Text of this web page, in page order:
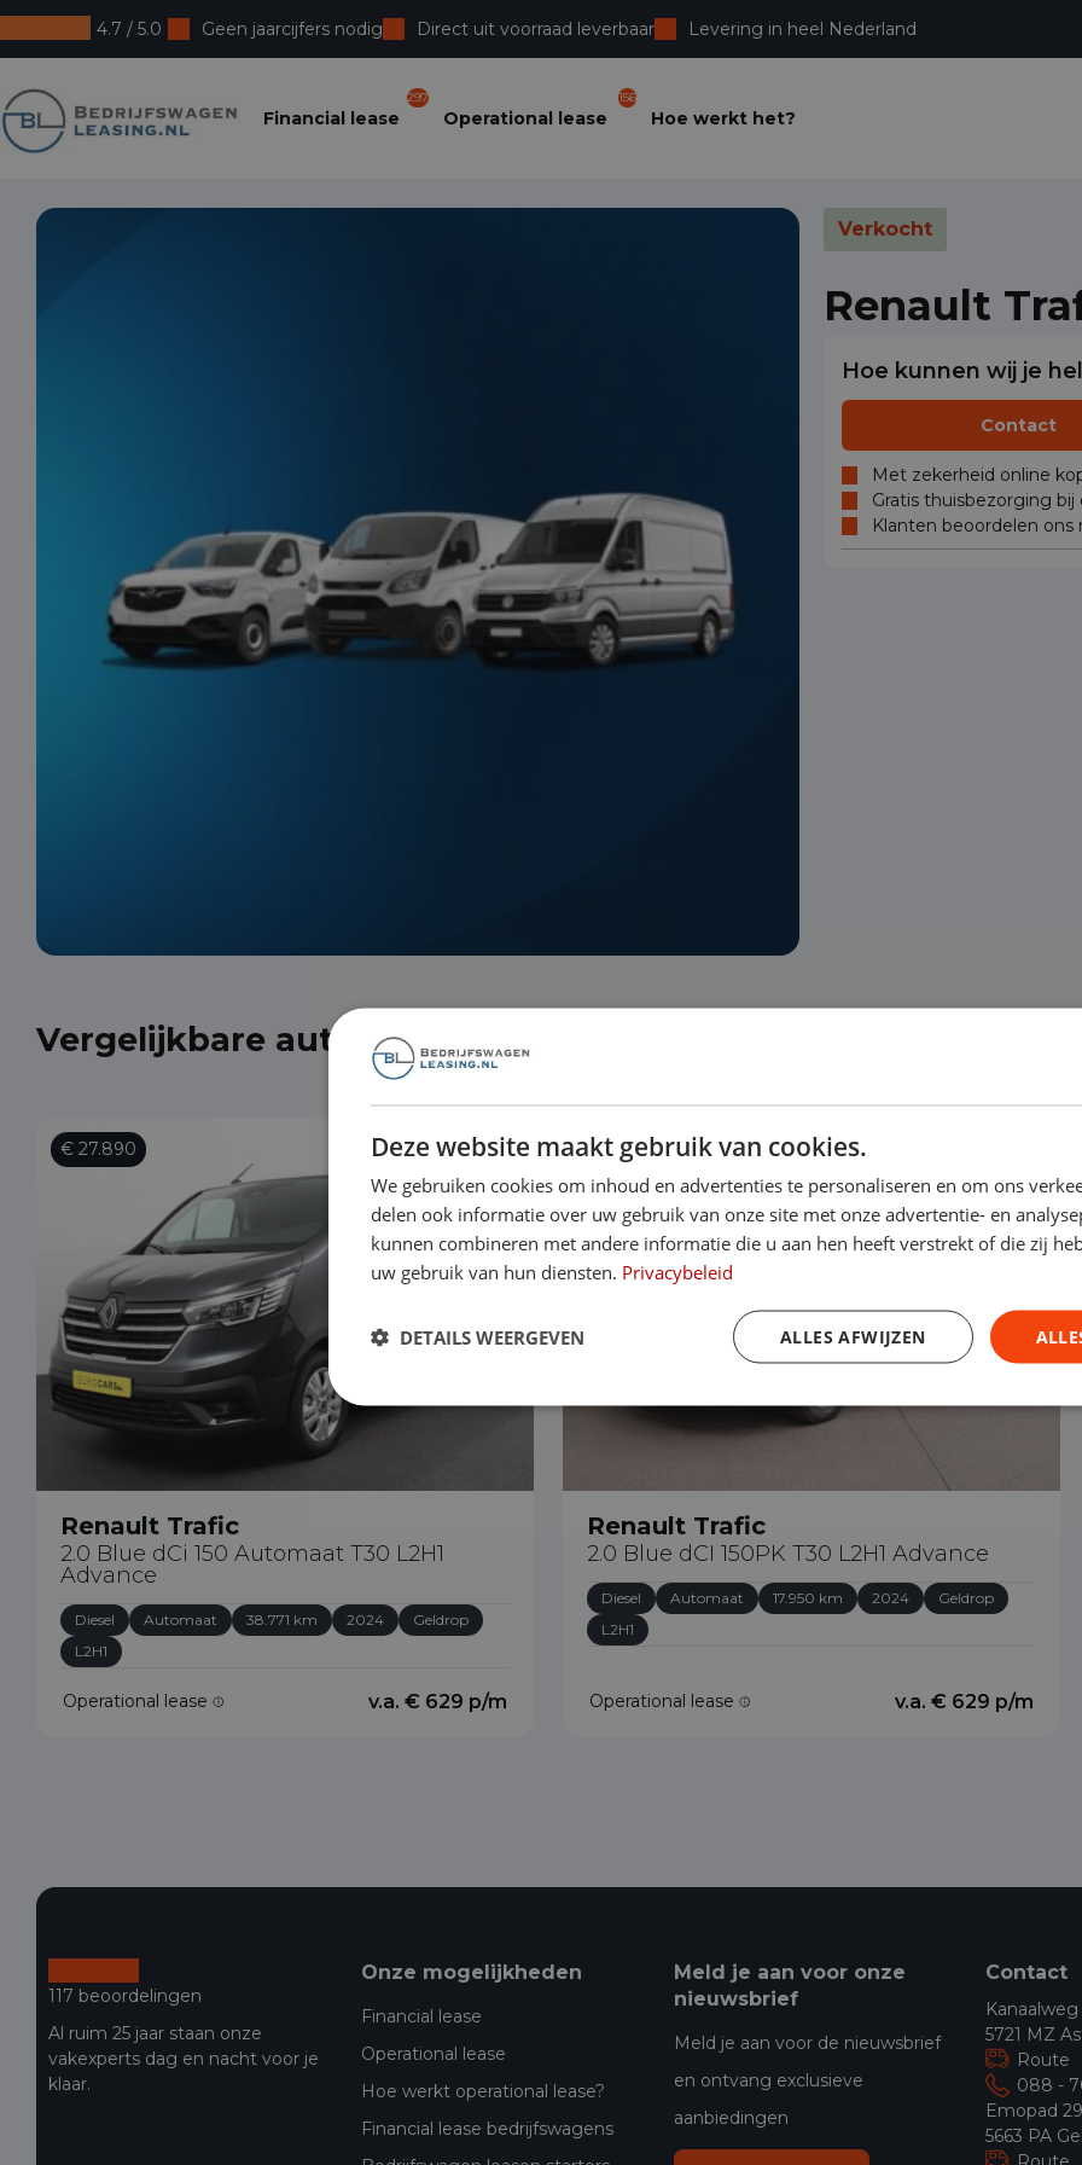
4.7 / 5.0 Geen jaarcijfers nodig Direct uit voorraad leverbaar Levering in heel Nederland
Bedrijfswagenleasing
Financial lease
297
Operational lease
156
Hoe werkt het?
Verkocht
Renault
Hoe kunnen wij je
Contact
Met zekerheid online
Gratis thuisbezorging bij
Klanten beoordelen
Vergelijkbare auto's uit onze voorraad
€ 27.890
Renault Trafic
2.0 Blue dCi 150 Automaat T30 L2H1
Advance
Diesel Automaat 38.771 km 2024
Geldrop
L2H1
Operational lease v.a. € 629 p/m
€ 30.940
Renault Trafic
2.0 Blue dCI 150PK T30 L2H1 Advance
Diesel Automaat 17.950 km 2024
Geldrop
L2H1
Operational lease v.a. € 629 p/m
117 beoordelingen
Al ruim 25 jaar staan onze
vakexperts dag en nacht voor je
klaar.
Onze mogelijkheden
Financial lease
Operational lease
Hoe werkt operational lease?
Financial lease bedrijfswagens
Meld je aan voor onze
nieuwsbrief
Meld je aan voor de nieuwsbrief
en ontvang exclusieve
aanbiedingen
Contact
5721 MZ
Route
088 -
Emopad
5663 PA
Deze website maakt gebruik van cookies.
We gebruiken cookies om inhoud en advertenties te personaliseren en om ons
delen ook informatie over uw gebruik van onze site met onze advertentie- en
kunnen combineren met andere informatie die u aan hen heeft verstrekt of die zij
uw gebruik van hun diensten. Privacybeleid
ALLES AFWIJZEN
DETAILS WEERGEVEN